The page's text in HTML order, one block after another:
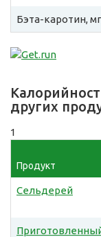
Бэта-каротин, мг
других
1
Продукт
Сельдерей